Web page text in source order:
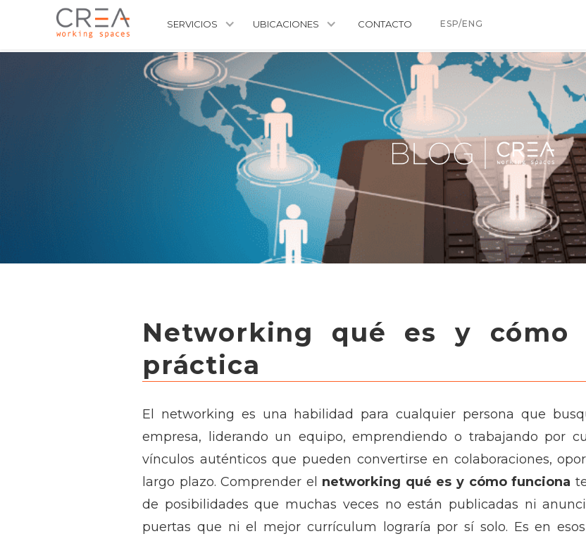
SERVICIOS UBICACIONES CONTACTO ESP/ENG
Networking qué es y cómo
práctica
El networking es una habilidad para cualquier persona que
empresa, liderando un equipo, emprendiendo o trabajando por
vínculos auténticos que pueden convertirse en colaboraciones,
largo plazo. Comprender el networking qué es y cómo funciona
de posibilidades que muchas veces no están publicadas ni
puertas que ni el mejor currículum lograría por sí solo. Es en